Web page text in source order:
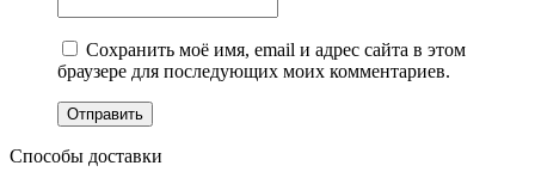
Сохранить моё имя, email и адрес сайта в этом
браузере для последующих моих комментариев.
Отправить
Способы доставки